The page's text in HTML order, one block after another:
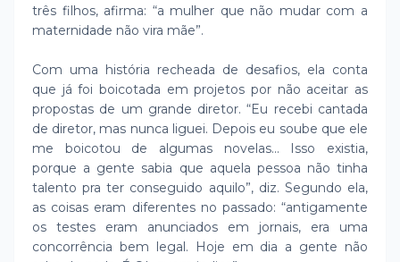
três filhos, afirma: “a mulher que não mudar com a
maternidade não vira mãe”.
Com uma história recheada de desafios, ela conta
que já foi boicotada em projetos por não aceitar as
propostas de um grande diretor. “Eu recebi cantada
de diretor, mas nunca liguei. Depois eu soube que ele
me boicotou de algumas novelas... Isso existia,
porque a gente sabia que aquela pessoa não tinha
talento pra ter conseguido aquilo”, diz. Segundo ela,
as coisas eram diferentes no passado: “antigamente
os testes eram anunciados em jornais, era uma
concorrência bem legal. Hoje em dia a gente não